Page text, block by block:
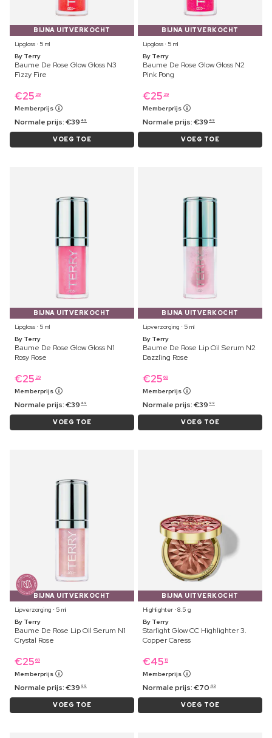
BIJNA UITVERKOCHT
Lipgloss ⋅ 5 ml
By Terry
Baume De Rose Glow Gloss N3
Fizzy Fire
€25 29
Memberprijs
Normale prijs:€39 49
VOEG TOE
BIJNA UITVERKOCHT
Lipgloss ⋅ 5 ml
By Terry
Baume De Rose Glow Gloss N2
Pink Pong
€25 29
Memberprijs
Normale prijs:€39 49
VOEG TOE
BIJNA UITVERKOCHT
Lipgloss ⋅ 5 ml
By Terry
Baume De Rose Glow Gloss N1
Rosy Rose
€25 29
Memberprijs
Normale prijs:€39 49
VOEG TOE
BIJNA UITVERKOCHT
Lipverzorging ⋅ 5 ml
By Terry
Baume De Rose Lip Oil Serum N2
Dazzling Rose
€25 69
Memberprijs
Normale prijs:€39 99
VOEG TOE
BIJNA UITVERKOCHT
Lipverzorging ⋅ 5 ml
By Terry
Baume De Rose Lip Oil Serum N1
Crystal Rose
€25 69
Memberprijs
Normale prijs:€39 99
VOEG TOE
BIJNA UITVERKOCHT
Highlighter ⋅ 8.5 g
By Terry
Starlight Glow CC Highlighter 3.
Copper Caress
€45 19
Memberprijs
Normale prijs:€70 49
VOEG TOE